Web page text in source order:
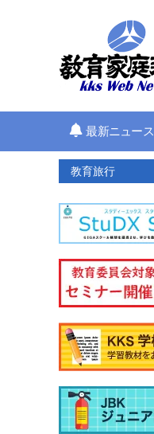
最新ニュース
教育旅行